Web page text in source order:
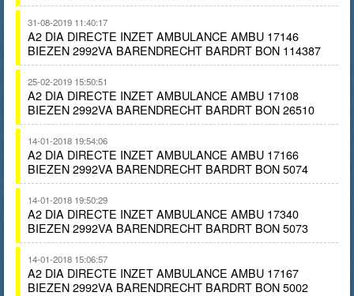
31-08-2019 11:40:17
A2 DIA DIRECTE INZET AMBULANCE AMBU 17146
BIEZEN 2992VA BARENDRECHT BARDRT BON 114387
25-02-2019 15:50:51
A2 DIA DIRECTE INZET AMBULANCE AMBU 17108
BIEZEN 2992VA BARENDRECHT BARDRT BON 26510
14-01-2018 19:54:06
A2 DIA DIRECTE INZET AMBULANCE AMBU 17166
BIEZEN 2992VA BARENDRECHT BARDRT BON 5074
14-01-2018 19:50:29
A2 DIA DIRECTE INZET AMBULANCE AMBU 17340
BIEZEN 2992VA BARENDRECHT BARDRT BON 5073
14-01-2018 15:06:57
A2 DIA DIRECTE INZET AMBULANCE AMBU 17167
BIEZEN 2992VA BARENDRECHT BARDRT BON 5002